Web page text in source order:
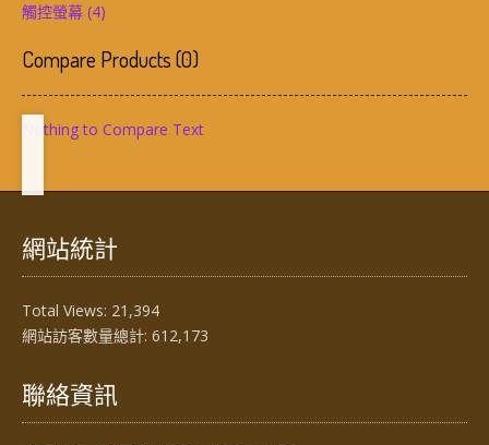
觸控螢幕 (4)
Compare Products(0)
Nothing to Compare Text
網站統計
Total Views: 21,394
網站訪客數量總計: 612,173
聯絡資訊